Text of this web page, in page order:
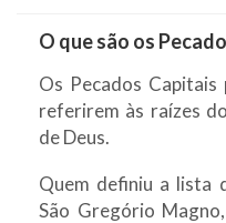
O que são os
Os Pecados Capitais
referirem às raízes
de Deus.
Quem definiu a lista
São Gregório